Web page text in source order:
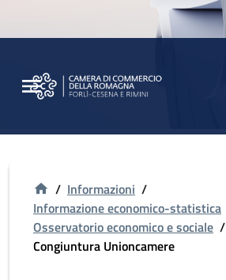
/ Informazioni /
Informazione economico-statistica
Osservatorio economico e sociale /
Congiuntura Unioncamere